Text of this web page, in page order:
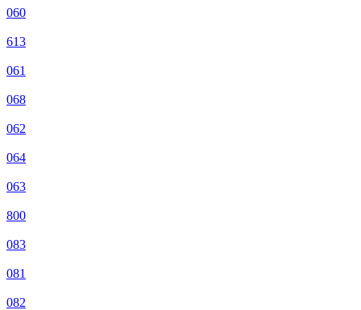
060
613
061
068
062
064
063
800
083
081
082